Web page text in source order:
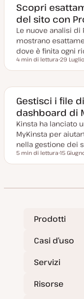
g
g
i
o
r
a
a
Scopri
del sito con
Le nuove analisi di
mostrano
dove è finita ogni
Tempo di lettura
4 min di lettura
a
a
g
g
i
o
r
a
t
a
29
Gestisci i file
dashboard di
Kinsta ha lanciato
MyKinsta per
nella gestione dei
Tempo di lettura
5 min di lettura
a
r
n
t
a
15
Prodotti
Casi d’uso
Servizi
Risorse